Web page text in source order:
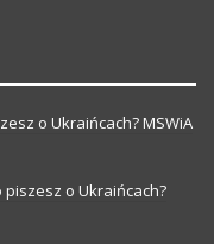
o Ukraińcach? MSWiA
o Ukraińcach?